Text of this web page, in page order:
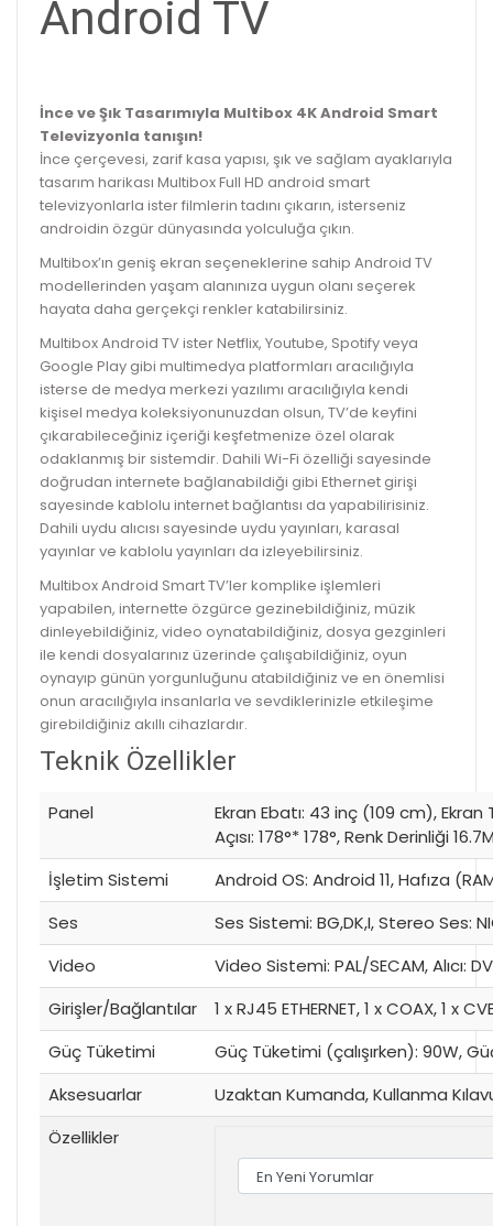
Android TV
İnce ve Şık Tasarımıyla Multibox 4K Android Smart
Televizyonla tanışın!
İnce çerçevesi, zarif kasa yapısı, şık ve sağlam ayaklarıyla
tasarım harikası Multibox Full HD android smart
televizyonlarla ister filmlerin tadını çıkarın, isterseniz
androidin özgür dünyasında yolculuğa çıkın.
Multibox’ın geniş ekran seçeneklerine sahip Android TV
modellerinden yaşam alanınıza uygun olanı seçerek
hayata daha gerçekçi renkler katabilirsiniz.
Multibox Android TV ister Netflix, Youtube, Spotify veya
Google Play gibi multimedya platformları aracılığıyla
isterse de medya merkezi yazılımı aracılığıyla kendi
kişisel medya koleksiyonunuzdan olsun, TV’de keyfini
çıkarabileceğiniz içeriği keşfetmenize özel olarak
odaklanmış bir sistemdir. Dahili Wi-Fi özelliği sayesinde
doğrudan internete bağlanabildiği gibi Ethernet girişi
sayesinde kablolu internet bağlantısı da yapabilirisiniz.
Dahili uydu alıcısı sayesinde uydu yayınları, karasal
yayınlar ve kablolu yayınları da izleyebilirsiniz.
Multibox Android Smart TV’ler komplike işlemleri
yapabilen, internette özgürce gezinebildiğiniz, müzik
dinleyebildiğiniz, video oynatabildiğiniz, dosya gezginleri
ile kendi dosyalarınız üzerinde çalışabildiğiniz, oyun
oynayıp günün yorgunluğunu atabildiğiniz ve en önemlisi
onun aracılığıyla insanlarla ve sevdiklerinizle etkileşime
girebildiğiniz akıllı cihazlardır.
Teknik Özellikler
Panel
Ekran Ebatı: 43 inç (109 cm), Ekran
Açısı: 178°* 178°, Renk Derinliği
İşletim Sistemi
Android OS: Android 11, Hafıza
Ses
Ses Sistemi: BG,DK,I, Stereo Ses:
Video
Video Sistemi: PAL/SECAM, Alıcı:
Girişler/Bağlantılar
1 x RJ45 ETHERNET, 1 x COAX, 1 x
Güç Tüketimi
Güç Tüketimi (çalışırken): 90W,
Aksesuarlar
Uzaktan Kumanda, Kullanma
Özellikler